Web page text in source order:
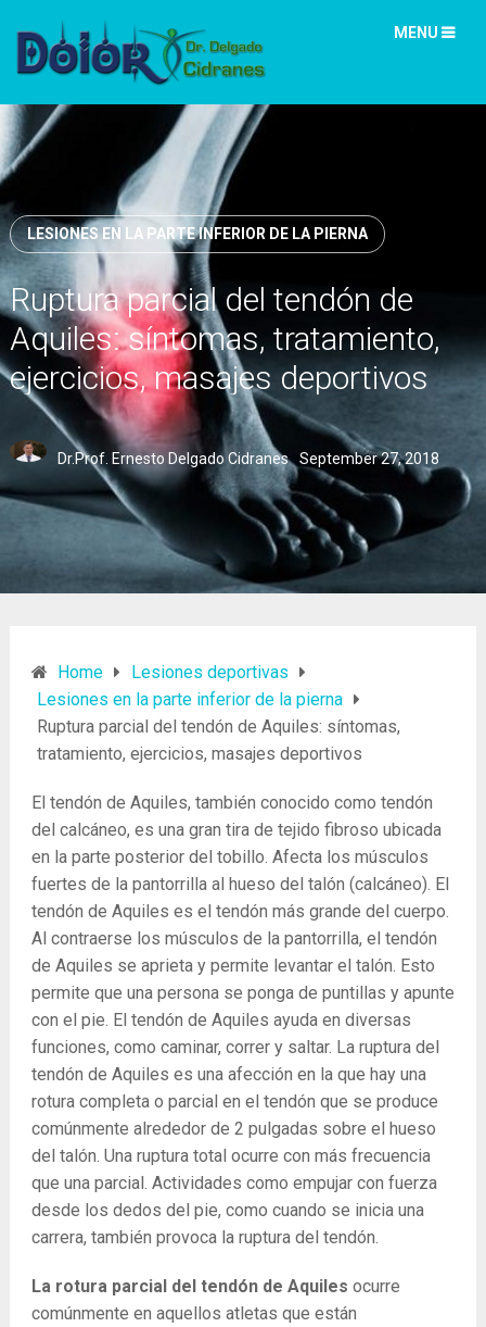
MENU
LESIONES EN LA PARTE INFERIOR DE LA PIERNA
Ruptura parcial del tendón de
Aquiles: síntomas, tratamiento,
ejercicios, masajes deportivos
Dr.Prof. Ernesto Delgado Cidranes September 27, 2018
Home
Lesiones deportivas
Lesiones en la parte inferior de la pierna
Ruptura parcial del tendón de Aquiles: síntomas,
tratamiento, ejercicios, masajes deportivos
El tendón de Aquiles, también conocido como tendón
del calcáneo, es una gran tira de tejido fibroso ubicada
en la parte posterior del tobillo. Afecta los músculos
fuertes de la pantorrilla al hueso del talón (calcáneo). El
tendón de Aquiles es el tendón más grande del cuerpo.
Al contraerse los músculos de la pantorrilla, el tendón
de Aquiles se aprieta y permite levantar el talón. Esto
permite que una persona se ponga de puntillas y apunte
con el pie. El tendón de Aquiles ayuda en diversas
funciones, como caminar, correr y saltar. La ruptura del
tendón de Aquiles es una afección en la que hay una
rotura completa o parcial en el tendón que se produce
comúnmente alrededor de 2 pulgadas sobre el hueso
del talón. Una ruptura total ocurre con más frecuencia
que una parcial. Actividades como empujar con fuerza
desde los dedos del pie, como cuando se inicia una
carrera, también provoca la ruptura del tendón.
La rotura parcial del tendón de Aquiles ocurre
comúnmente en aquellos atletas que están